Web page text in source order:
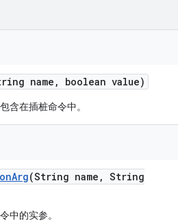
name , boolean value)
含在插桩命令中。
Arg(String name , String
中的实参。